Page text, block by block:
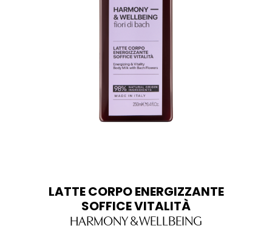
LATTE CORPO ENERGIZZANTE
SOFFICE VITALITÀ
HARMONY & WELLBEING